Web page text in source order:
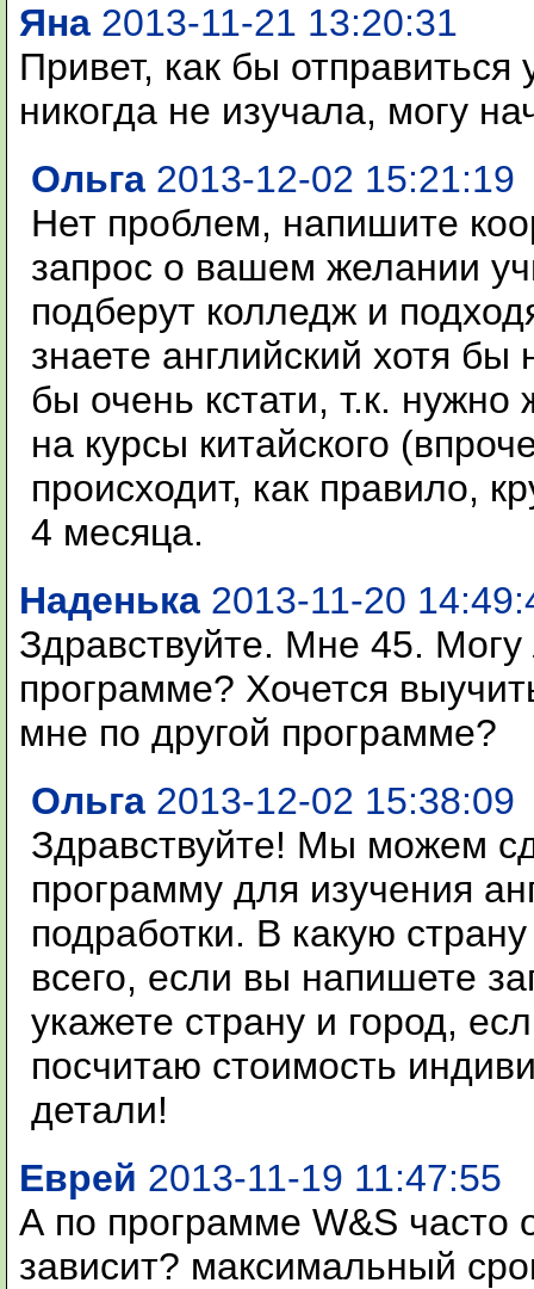
Яна 2013-11-21 13:20:31
Привет, как бы отправиться
никогда не изучала, могу
Ольга 2013-12-02 15:21:19
Нет проблем, напишите
запрос о вашем желании
подберут колледж и
знаете английский хотя
бы очень кстати, т.к.
на курсы китайского
происходит, как правило,
4 месяца.
Наденька 2013-11-20
Здравствуйте. Мне 45. Могу
программе? Хочется
мне по другой программе?
Ольга 2013-12-02 15:38:09
Здравствуйте! Мы можем
программу для изучения
подработки. В какую
всего, если вы напишете
укажете страну и город,
посчитаю стоимость
детали!
Еврей 2013-11-19 11:47:55
А по программе W&S часто
зависит? максимальный